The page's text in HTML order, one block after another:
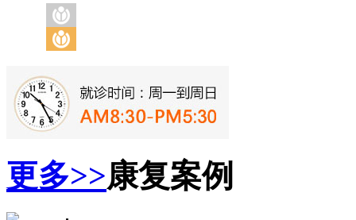
更多>>康复案例